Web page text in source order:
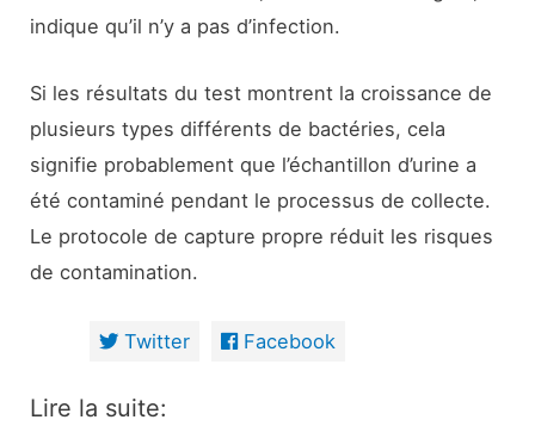
indique qu’il n’y a pas d’infection.
Si les résultats du test montrent la croissance de
plusieurs types différents de bactéries, cela
signifie probablement que l’échantillon d’urine a
été contaminé pendant le processus de collecte.
Le protocole de capture propre réduit les risques
de contamination.
Twitter Facebook
Lire la suite: